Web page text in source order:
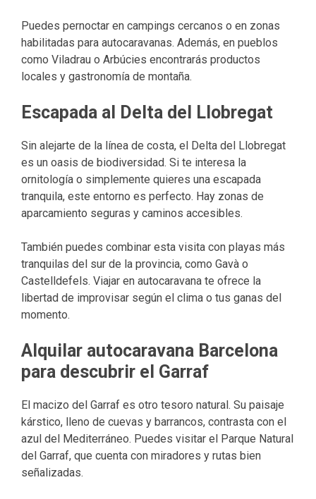
Puedes pernoctar en campings cercanos o en zonas
habilitadas para autocaravanas. Además, en pueblos
como Viladrau o Arbúcies encontrarás productos
locales y gastronomía de montaña.
Escapada al Delta del Llobregat
Sin alejarte de la línea de costa, el Delta del Llobregat
es un oasis de biodiversidad. Si te interesa la
ornitología o simplemente quieres una escapada
tranquila, este entorno es perfecto. Hay zonas de
aparcamiento seguras y caminos accesibles.
También puedes combinar esta visita con playas más
tranquilas del sur de la provincia, como Gavà o
Castelldefels. Viajar en autocaravana te ofrece la
libertad de improvisar según el clima o tus ganas del
momento.
Alquilar autocaravana Barcelona
para descubrir el Garraf
El macizo del Garraf es otro tesoro natural. Su paisaje
kárstico, lleno de cuevas y barrancos, contrasta con el
azul del Mediterráneo. Puedes visitar el Parque Natural
del Garraf, que cuenta con miradores y rutas bien
señalizadas.